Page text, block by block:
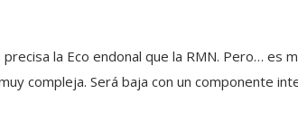
la Eco endonal que la RMN. Pero…
compleja. Será baja con un componente